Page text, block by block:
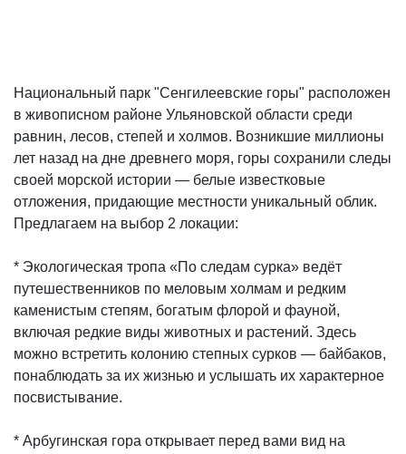
Национальный парк "Сенгилеевские горы" расположен
в живописном районе Ульяновской области среди
равнин, лесов, степей и холмов. Возникшие миллионы
лет назад на дне древнего моря, горы сохранили следы
своей морской истории — белые известковые
отложения, придающие местности уникальный облик.
Предлагаем на выбор 2 локации:
* Экологическая тропа «По следам сурка» ведёт
путешественников по меловым холмам и редким
каменистым степям, богатым флорой и фауной,
включая редкие виды животных и растений. Здесь
можно встретить колонию степных сурков — байбаков,
понаблюдать за их жизнью и услышать их характерное
посвистывание.
* Арбугинская гора открывает перед вами вид на